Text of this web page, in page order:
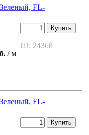
FL-
/ м
Купить
ID: 24368
FL-
Купить